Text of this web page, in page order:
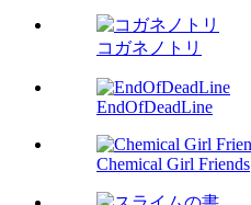
コガネノトリ
EndOfDeadLine
Chemical Girl Friends